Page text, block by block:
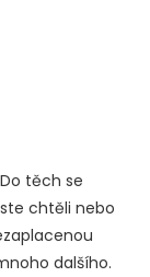
těch se
chtěli nebo
dalšího.